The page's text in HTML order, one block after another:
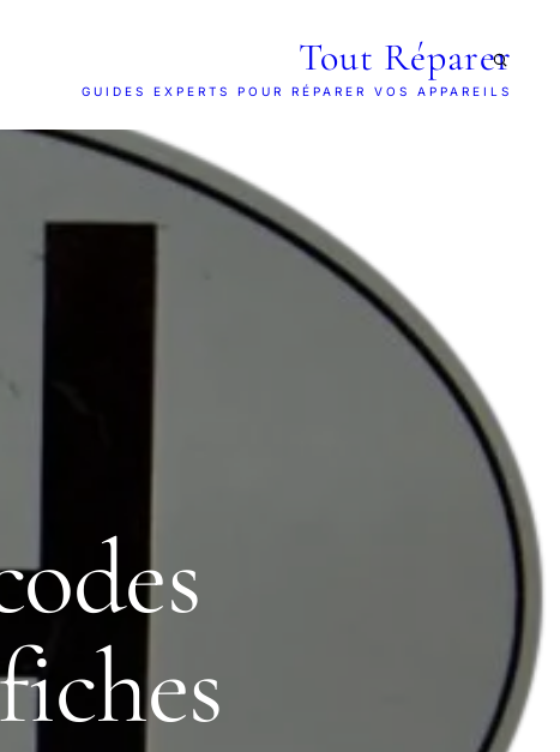
Tout Réparer
GUIDES EXPERTS POUR RÉPARER VOS APPAREILS